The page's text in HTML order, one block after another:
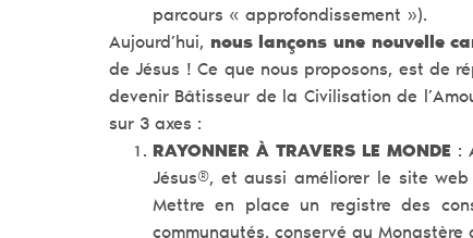
parcours « approfondissement »).
Aujourd’hui, nous lançons une nouvelle
de Jésus ! Ce que nous proposons, est de
devenir Bâtisseur de la Civilisation de
sur 3 axes :
RAYONNER À TRAVERS LE MONDE :
Jésus®, et aussi améliorer le site
Mettre en place un registre des
communautés, conservé au